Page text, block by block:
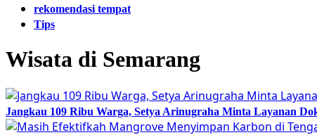
rekomendasi tempat
Tips
Wisata di Semarang
Jangkau 109 Ribu Warga, Setya Arinugraha Minta Layanan